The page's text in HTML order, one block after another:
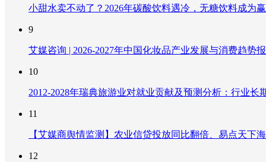
小甜水卖不动了？2026年碳酸饮料遇冷，无糖饮料成为
9
艾媒咨询 | 2026-2027年中国化妆品产业发展与消费趋势
10
2012-2028年瑞典旅游业对就业贡献及预测分析：行业
11
【艾媒商舆情监测】农业信贷投放同比翻倍、易点天下
12